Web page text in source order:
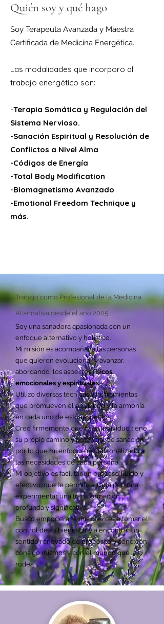
Quién soy y qué hago
Soy Terapeuta Avanzada y Maestra
Certificada de Medicina Energética.
Las modalidades que incorporo al
trabajo energético son:
-Terapia Somática y Regulación del
Sistema Nervioso.
-Sanación Espiritual y Resolución de
Conflictos a Nivel Alma
-Códigos de Energía
-Total Body Modification
-Biomagnetismo Avanzado
-Emotional Freedom Technique y
más.
Trabajo como Profesional de la Medicina
Alternativa desde el año 2005.
Soy una sanadora apasionada con un
enfoque alternativo y holístico.
Mi misión es acompañar a las personas
que quieren evolucionar y avanzar,
abordando los aspectosfísicos,
emocionales y espirituales.
Utilizo diversas técnicas y herramientas
que promueven el equilibrio y la armonía
en cada uno de estos aspectos.
Creo firmemente que cada individuo tiene
su propio camino y potencial de sanación,
por lo que mi enfoque es personalizado a
las necesidades de cada persona.
Mi objetivo es facilitar un proceso fluído y
efectivo, que le permite a cada persona
experimentar una transformación
profunda y significativa.
Busco empoderar a mis clientes a tomar el
control de su bienestar y a encontrar un
sentido renovado de propósito y conexión
consigo mismos y con el mundo que les
rodea.